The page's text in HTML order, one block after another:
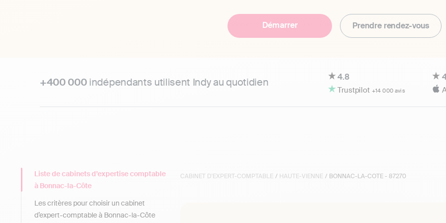
Démarrer Prendre rendez-vous
+400 000indépendants utilisent Indy au quotidien 4.8
Trustpilot +14 000 avis
CABINET D'EXPERT-COMPTABLE / HAUTE-VIENNE / BONNAC-LA-COTE - 87270
Liste de cabinets d’expertise comptable
à Bonnac-la-Côte
Les critères pour choisir un cabinet
d’expert-comptable à Bonnac-la-Côte